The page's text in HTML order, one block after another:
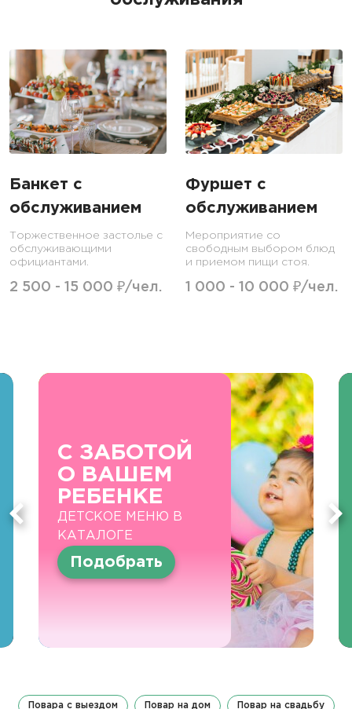
Банкет с
обслуживанием
Торжественное застолье с
обслуживающими
официантами.
2 500 - 15 000 ₽/чел.
Фуршет с
обслуживанием
Мероприятие со
свободным выбором блюд
и приемом пищи стоя.
1 000 - 10 000 ₽/чел.
С ЗАБОТОЙ
О ВАШЕМ
РЕБЕНКЕ
ДЕТСКОЕ МЕНЮ В
КАТАЛОГЕ
Подобрать
Повара с выездом Повар на дом Повар на свадьбу